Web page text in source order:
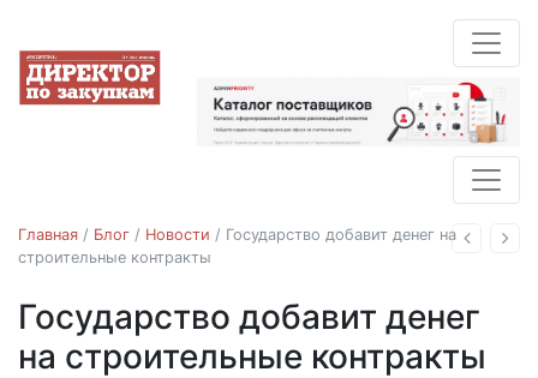
Назад
Главная / Блог / Новости / Государство добавит денег на
строительные контракты
Новости
Государство добавит денег
на строительные контракты